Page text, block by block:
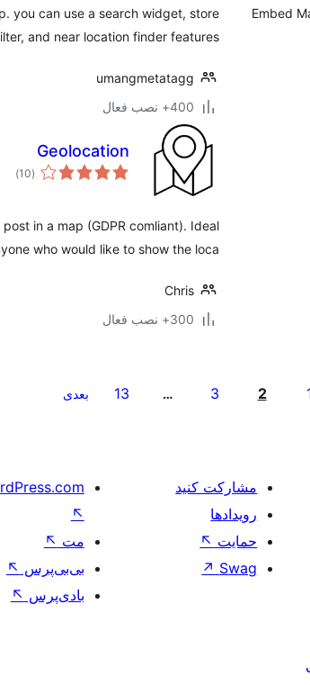
Embed
you can use a search widget, store
and near location finder features.
umangmetatagg
400+ نصب فعال
Geolocation
(10
)
in a map (GDPR comliant). Ideal
who would like to show the loca …
Chris
300+ نصب فعال
2
3
…
13 بعدی
مشارکت کنید
رویدادها
حمایت ↖
Swag
↗
↖
مت ↖
بی‌بی‌پرس ↖
بادی‌پرس ↖